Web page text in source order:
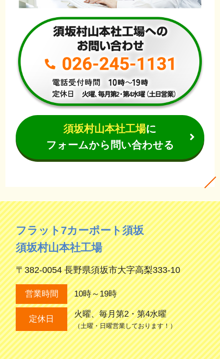
須坂村山本社工場に
フォームから問い合わせる
フラット7カーポート須坂
須坂村山本社工場
〒382-0054 長野県須坂市大字高梨333-10
営業時間 10時～19時
定休日
火曜、毎月第2・第4水曜
（土曜・日曜営業しております！）